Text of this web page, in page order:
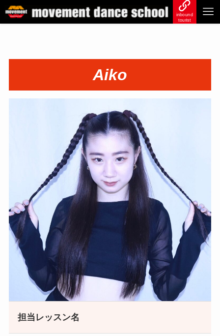
inbound
tourist
Aiko
担当レッスン名